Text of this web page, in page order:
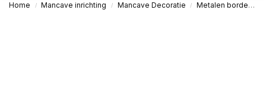
Home / Mancave inrichting / Mancave Decoratie / Metalen borden